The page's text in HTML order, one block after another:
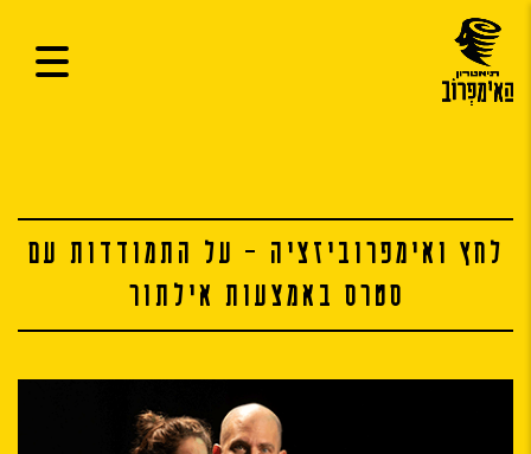
לחץ ואימפרוביזציה – על התמודדות עם
סטרס באמצעות אילתור